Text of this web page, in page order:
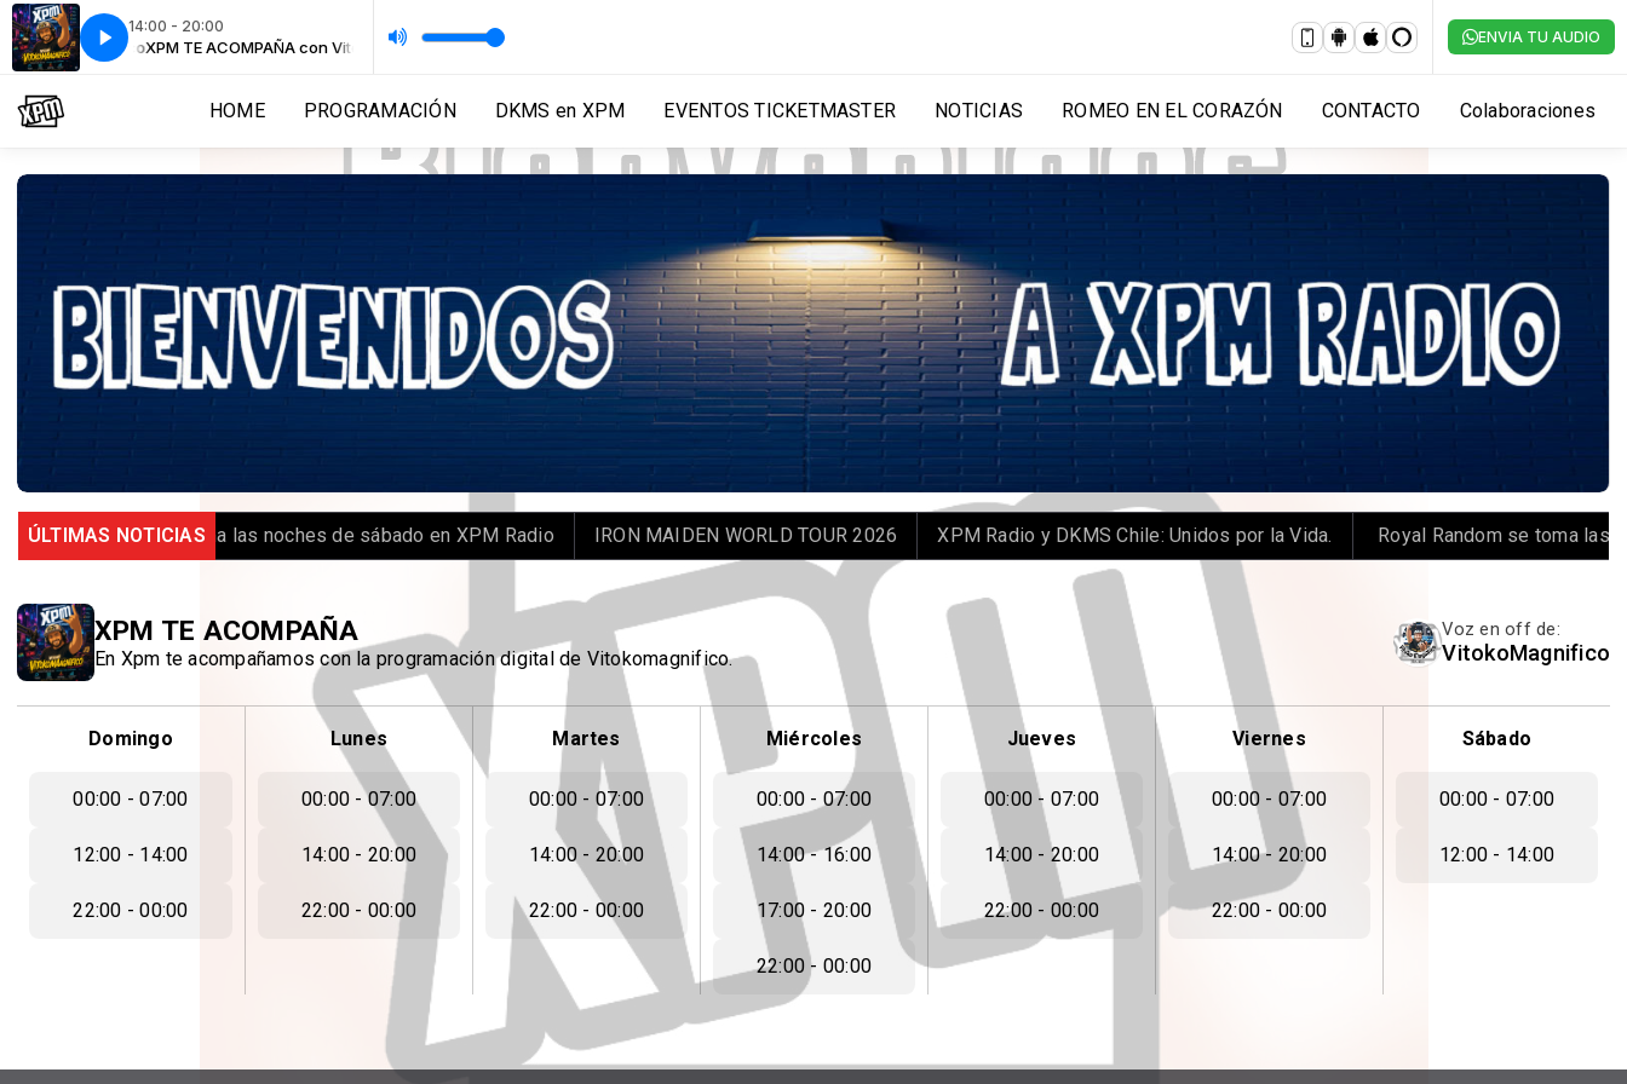
14:00 - 20:00
XPM TE ACOMPAÑA con VitokoMagnifico
ENVIA TU AUDIO
HOME PROGRAMACIÓN DKMS en XPM EVENTOS TICKETMASTER NOTICIAS ROMEO EN EL CORAZÓN CONTACTO Colaboraciones
ÚLTIMAS NOTICIAS
Random se toma las noches de sábado en XPM Radio IRON MAIDEN WORLD TOUR 2026 XPM Radio y DKMS Chile: Unidos por la Vida. Royal Random se toma las
XPM TE ACOMPAÑA
En Xpm te acompañamos con la programación digital de Vitokomagnifico.
Voz en off de:
VitokoMagnifico
Domingo
00:00 - 07:00
12:00 - 14:00
22:00 - 00:00
Lunes
00:00 - 07:00
14:00 - 20:00
22:00 - 00:00
Martes
00:00 - 07:00
14:00 - 20:00
22:00 - 00:00
Miércoles
00:00 - 07:00
14:00 - 16:00
17:00 - 20:00
22:00 - 00:00
Jueves
00:00 - 07:00
14:00 - 20:00
22:00 - 00:00
Viernes
00:00 - 07:00
14:00 - 20:00
22:00 - 00:00
Sábado
00:00 - 07:00
12:00 - 14:00